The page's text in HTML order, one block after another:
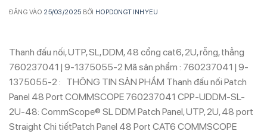
ĐĂNG VÀO 25/03/2025 BỞI HOPDONGTINHYEU
Thanh đấu nối, UTP, SL, DDM, 48 cổng cat6, 2U, rỗng, thẳng
760237041 | 9-1375055-2 Mã sản phẩm : 760237041 | 9-
1375055-2 : THÔNG TIN SẢN PHẨM Thanh đấu nối Patch
Panel 48 Port COMMSCOPE 760237041 CPP-UDDM-SL-
2U-48: CommScope® SL DDM Patch Panel, UTP, 2U, 48 port
Straight Chi tiếtPatch Panel 48 Port CAT6 COMMSCOPE